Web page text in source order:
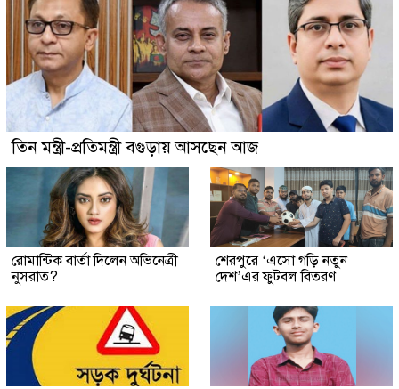
তিন মন্ত্রী-প্রতিমন্ত্রী বগুড়ায় আসছেন আজ
রোমান্টিক বার্তা দিলেন অভিনেত্রী
নুসরাত?
শেরপুরে ‘এসো গড়ি নতুন
দেশ’এর ফুটবল বিতরণ